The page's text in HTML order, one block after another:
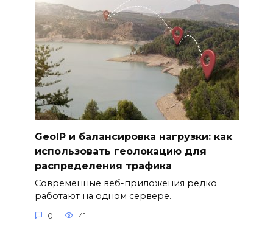
GeoIP и балансировка нагрузки: как
использовать геолокацию для
распределения трафика
Современные веб-приложения редко
работают на одном сервере.
0 41